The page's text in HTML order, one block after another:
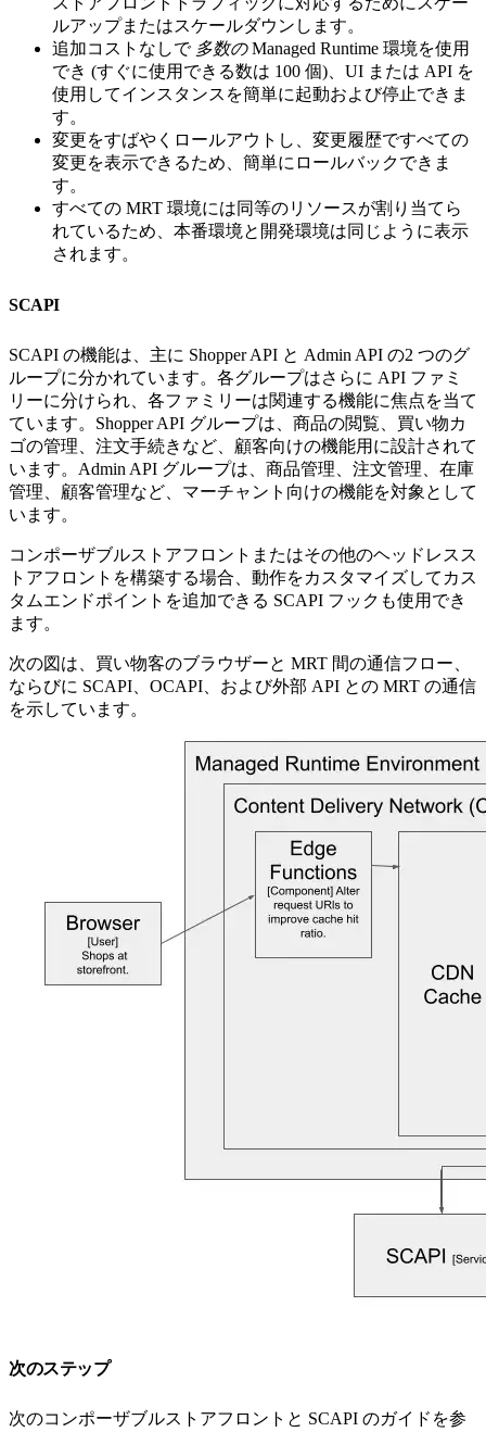
ルアップまたはスケールダウンします。
追加コストなしで 多数のManaged Runtime 環境を使用
でき (すぐに使用できる数は 100 個)、UI または API を
使用してインスタンスを簡単に起動および停止できま
す。
変更をすばやくロールアウトし、変更履歴ですべての
変更を表示できるため、簡単にロールバックできま
す。
すべての MRT 環境には同等のリソースが割り当てら
れているため、本番環境と開発環境は同じように表示
されます。
SCAPI
SCAPI の機能は、主に Shopper API と Admin API の2 つのグ
ループに分かれています。各グループはさらに API ファミ
リーに分けられ、各ファミリーは関連する機能に焦点を当て
ています。Shopper API グループは、商品の閲覧、買い物カ
ゴの管理、注文手続きなど、顧客向けの機能用に設計されて
います。Admin API グループは、商品管理、注文管理、在庫
管理、顧客管理など、マーチャント向けの機能を対象として
います。
コンポーザブルストアフロントまたはその他のヘッドレスス
トアフロントを構築する場合、動作をカスタマイズしてカス
タムエンドポイントを追加できる SCAPI フックも使用でき
ます。
次の図は、買い物客のブラウザーと MRT 間の通信フロー、
ならびに SCAPI、OCAPI、および外部 API との MRT の通信
を示しています。
次のステップ
次のコンポーザブルストアフロントと SCAPI のガイドを参